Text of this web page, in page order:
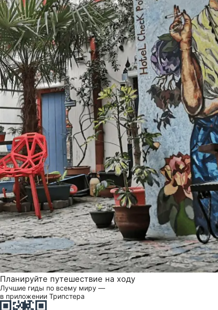
Планируйте путешествие на ходу
Лучшие гиды по всему миру —
в приложении Трипстера